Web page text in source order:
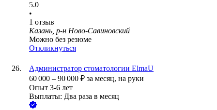
5.0
•
1 отзыв
Казань, р-н Ново-Савиновский
Можно без резюме
Откликнуться
Администратор стоматологии ElmaU
60 000 – 90 000 ₽ за месяц, на руки
Опыт 3-6 лет
Выплаты: Два раза в месяц